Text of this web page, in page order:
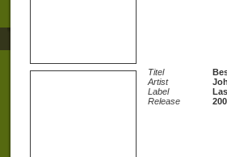
Titel
Artist
Label
Release